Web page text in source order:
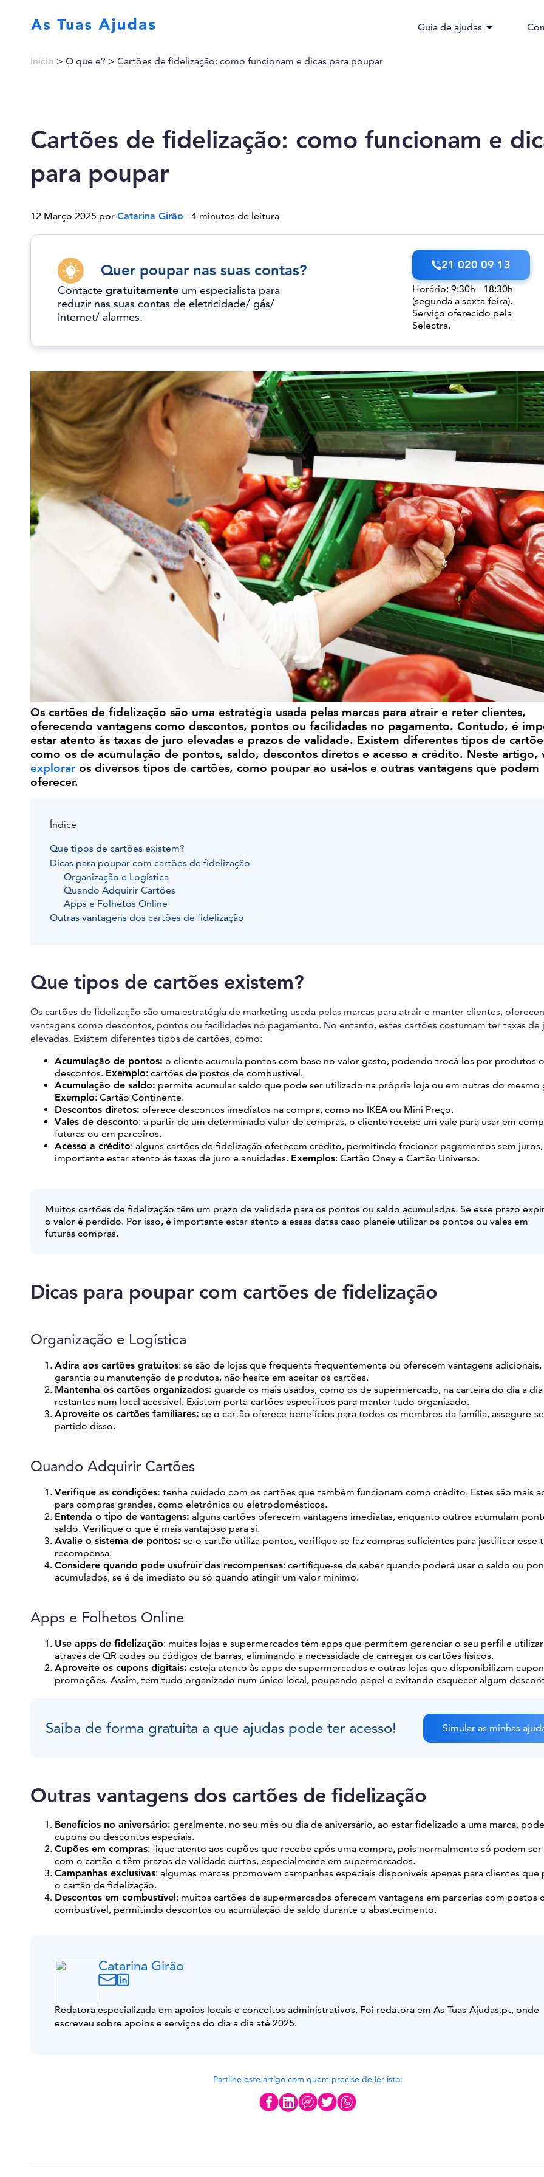
Guia de ajudas arrow_drop_down
Início > O que é? > Cartões de fidelização: como funcionam e dicas para poupar
Cartões de fidelização: como funcionam e
para poupar
12 Março 2025 por Catarina Girão - 4 minutos de leitura
Quer poupar nas suas contas?
Contacte gratuitamente um especialista para
reduzir nas suas contas de eletricidade/ gás/
internet/ alarmes.
21 020 09 13
Horário: 9:30h - 18:30h
(segunda a sexta-feira).
Serviço oferecido pela
Selectra.
Os cartões de fidelização são uma estratégia usada pelas marcas para atrair e reter clientes,
oferecendo vantagens como descontos, pontos ou facilidades no pagamento. Contudo, é
estar atento às taxas de juro elevadas e prazos de validade. Existem diferentes tipos de
como os de acumulação de pontos, saldo, descontos diretos e acesso a crédito. Neste artigo,
exploraros diversos tipos de cartões, como poupar ao usá-los e outras vantagens que podem
oferecer.
Índice
Que tipos de cartões existem?
Dicas para poupar com cartões de fidelização
Organização e Logística
Quando Adquirir Cartões
Apps e Folhetos Online
Outras vantagens dos cartões de fidelização
Que tipos de cartões existem?
Os cartões de fidelização são uma estratégia de marketing usada pelas marcas para atrair e manter clientes,
vantagens como descontos, pontos ou facilidades no pagamento. No entanto, estes cartões costumam ter taxas de
elevadas. Existem diferentes tipos de cartões, como:
Acumulação de pontos: o cliente acumula pontos com base no valor gasto, podendo trocá-los por produtos
descontos. Exemplo: cartões de postos de combustível.
Acumulação de saldo: permite acumular saldo que pode ser utilizado na própria loja ou em outras do mesmo
Exemplo: Cartão Continente.
Descontos diretos: oferece descontos imediatos na compra, como no IKEA ou Mini Preço.
Vales de desconto: a partir de um determinado valor de compras, o cliente recebe um vale para usar em
futuras ou em parceiros.
Acesso a crédito: alguns cartões de fidelização oferecem crédito, permitindo fracionar pagamentos sem juros,
importante estar atento às taxas de juro e anuidades. Exemplos: Cartão Oney e Cartão Universo.
Muitos cartões de fidelização têm um prazo de validade para os pontos ou saldo acumulados. Se esse prazo
o valor é perdido. Por isso, é importante estar atento a essas datas caso planeie utilizar os pontos ou vales em
futuras compras.
Dicas para poupar com cartões de fidelização
Organização e Logística
Adira aos cartões gratuitos: se são de lojas que frequenta frequentemente ou oferecem vantagens
garantia ou manutenção de produtos, não hesite em aceitar os cartões.
Mantenha os cartões organizados: guarde os mais usados, como os de supermercado, na carteira do dia a
restantes num local acessível. Existem porta-cartões específicos para manter tudo organizado.
Aproveite os cartões familiares: se o cartão oferece benefícios para todos os membros da família, assegure-
partido disso.
Quando Adquirir Cartões
Verifique as condições: tenha cuidado com os cartões que também funcionam como crédito. Estes são mais
para compras grandes, como eletrónica ou eletrodomésticos.
Entenda o tipo de vantagens: alguns cartões oferecem vantagens imediatas, enquanto outros acumulam
saldo. Verifique o que é mais vantajoso para si.
Avalie o sistema de pontos: se o cartão utiliza pontos, verifique se faz compras suficientes para justificar esse
recompensa.
Considere quando pode usufruir das recompensas: certifique-se de saber quando poderá usar o saldo ou
acumulados, se é de imediato ou só quando atingir um valor mínimo.
Apps e Folhetos Online
Use apps de fidelização: muitas lojas e supermercados têm apps que permitem gerenciar o seu perfil e
através de QR codes ou códigos de barras, eliminando a necessidade de carregar os cartões físicos.
Aproveite os cupons digitais: esteja atento às apps de supermercados e outras lojas que disponibilizam
promoções. Assim, tem tudo organizado num único local, poupando papel e evitando esquecer algum
Saiba de forma gratuita a que ajudas pode ter acesso! Simular as minhas
Outras vantagens dos cartões de fidelização
Benefícios no aniversário: geralmente, no seu mês ou dia de aniversário, ao estar fidelizado a uma marca,
cupons ou descontos especiais.
Cupões em compras: fique atento aos cupões que recebe após uma compra, pois normalmente só podem ser
com o cartão e têm prazos de validade curtos, especialmente em supermercados.
Campanhas exclusivas: algumas marcas promovem campanhas especiais disponíveis apenas para clientes que
o cartão de fidelização.
Descontos em combustível: muitos cartões de supermercados oferecem vantagens em parcerias com postos
combustível, permitindo descontos ou acumulação de saldo durante o abastecimento.
Catarina Girão
Redatora especializada em apoios locais e conceitos administrativos. Foi redatora em As-Tuas-Ajudas.pt, onde
escreveu sobre apoios e serviços do dia a dia até 2025.
Partilhe este artigo com quem precise de ler isto: